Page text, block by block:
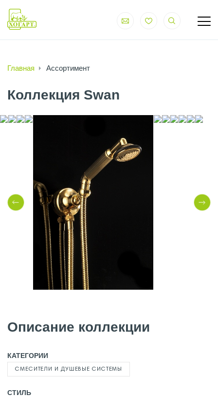
Главная Ассортимент
Коллекция Swan
Описание коллекции
КАТЕГОРИИ
СМЕСИТЕЛИ И ДУШЕВЫЕ СИСТЕМЫ
СТИЛЬ